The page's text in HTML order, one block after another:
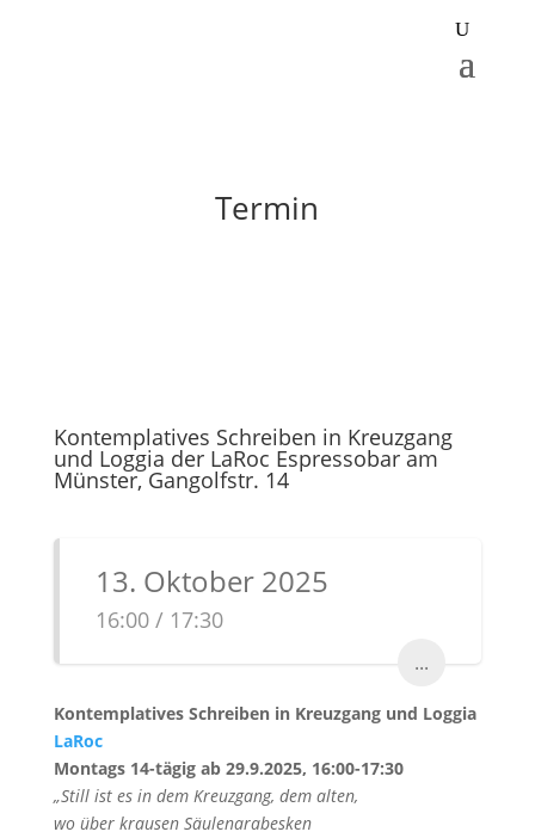
Termin
Kontemplatives Schreiben in Kreuzgang
und Loggia der LaRoc Espressobar am
Münster, Gangolfstr. 14
13. Oktober 2025
16:00 / 17:30
...
Kontemplatives Schreiben in Kreuzgang und Loggia
LaRoc
Montags 14-tägig ab 29.9.2025, 16:00-17:30
„Still ist es in dem Kreuzgang, dem alten,
wo über krausen Säulenarabesken